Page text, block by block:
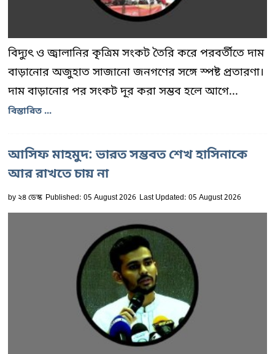
বিদ্যুৎ ও জ্বালানির কৃত্রিম সংকট তৈরি করে পরবর্তীতে দাম
বাড়ানোর অজুহাত সাজানো জনগণের সঙ্গে স্পষ্ট প্রতারণা।
দাম বাড়ানোর পর সংকট দূর করা সম্ভব হলে আগে...
বিস্তারিত ...
আসিফ মাহমুদ: ভারত সম্ভবত শেখ হাসিনাকে
আর রাখতে চায় না
by২৪ ডেস্ক Published: 05 August 2026 Last Updated: 05 August 2026